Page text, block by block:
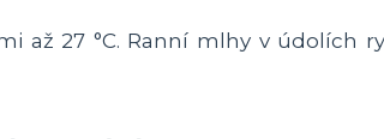
až 27 °C. Ranní mlhy v údolích